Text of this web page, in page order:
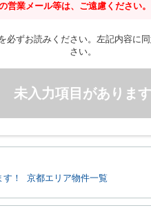
業メール等は、ご遠慮ください。
必ずお読みください。左記内容に
さい。
未入力項目があります
！ 京都エリア物件一覧